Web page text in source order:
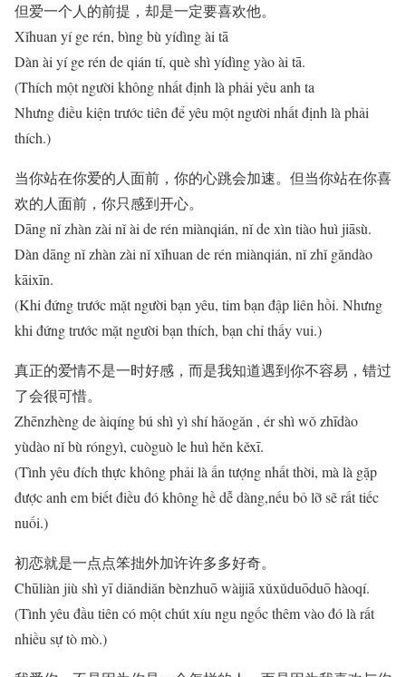
但爱一个人的前提，却是一定要喜欢他。
Xǐhuan yí ge rén, bìng bù yídìng ài tā
Dàn ài yí ge rén de qián tí, què shì yídìng yào ài tā.
(Thích một người không nhất định là phải yêu anh ta
Nhưng điều kiện trước tiên để yêu một người nhất định là phải
thích.)
当你站在你爱的人面前，你的心跳会加速。但当你站在你喜
欢的人面前，你只感到开心。
Dāng nǐ zhàn zài nǐ ài de rén miànqián, nǐ de xìn tiào huì jiāsù.
Dàn dāng nǐ zhàn zài nǐ xǐhuan de rén miànqián, nǐ zhǐ gǎndào
kāixīn.
(Khi đứng trước mặt người bạn yêu, tim bạn đập liên hồi. Nhưng
khi đứng trước mặt người bạn thích, bạn chỉ thấy vui.)
真正的爱情不是一时好感，而是我知道遇到你不容易，错过
了会很可惜。
Zhēnzhèng de àiqíng bú shì yì shí hǎogǎn , ér shì wǒ zhīdào
yùdào nǐ bù róngyì, cuòguò le huì hěn kěxī.
(Tình yêu đích thực không phải là ấn tượng nhất thời, mà là gặp
được anh em biết điều đó không hề dễ dàng,nếu bỏ lỡ sẽ rất tiếc
nuối.)
初恋就是一点点笨拙外加许许多多好奇。
Chūliàn jiù shì yī diǎndiǎn bènzhuō wàijiā xǔxǔduōduō hàoqí.
(Tình yêu đầu tiên có một chút xíu ngu ngốc thêm vào đó là rất
nhiều sự tò mò.)